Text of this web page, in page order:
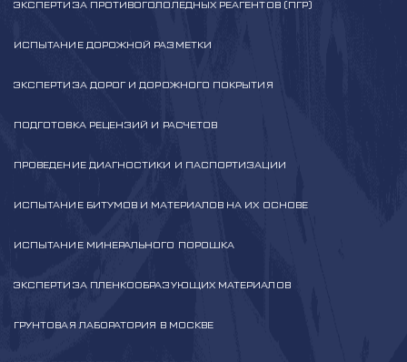
ЭКСПЕРТИЗА ПРОТИВОГОЛОЛЕДНЫХ РЕАГЕНТОВ (ПГР)
ИСПЫТАНИЕ ДОРОЖНОЙ РАЗМЕТКИ
ЭКСПЕРТИЗА ДОРОГ И ДОРОЖНОГО ПОКРЫТИЯ
ПОДГОТОВКА РЕЦЕНЗИЙ И РАСЧЕТОВ
ПРОВЕДЕНИЕ ДИАГНОСТИКИ И ПАСПОРТИЗАЦИИ
ИСПЫТАНИЕ БИТУМОВ И МАТЕРИАЛОВ НА ИХ ОСНОВЕ
ИСПЫТАНИЕ МИНЕРАЛЬНОГО ПОРОШКА
ЭКСПЕРТИЗА ПЛЕНКООБРАЗУЮЩИХ МАТЕРИАЛОВ
ГРУНТОВАЯ ЛАБОРАТОРИЯ В МОСКВЕ